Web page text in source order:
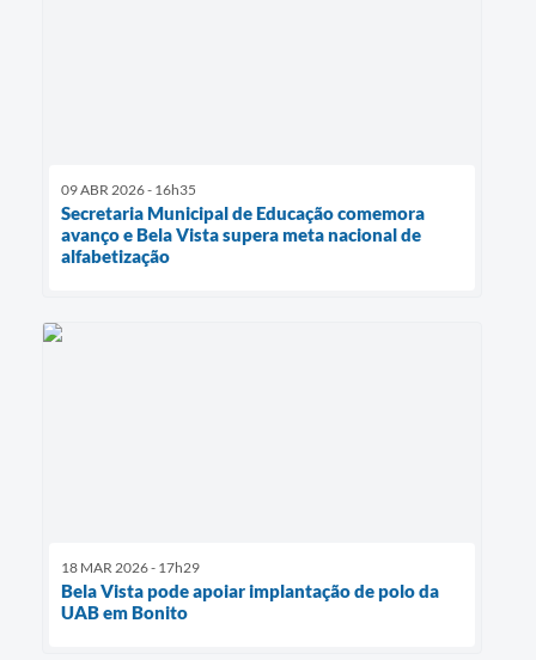
09 ABR 2026 - 16h35
Secretaria Municipal de Educação comemora
avanço e Bela Vista supera meta nacional de
alfabetização
18 MAR 2026 - 17h29
Bela Vista pode apoiar implantação de polo da
UAB em Bonito